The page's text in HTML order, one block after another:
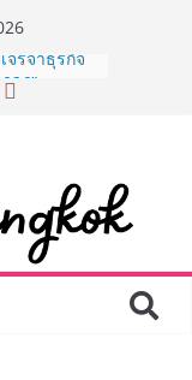
จรจาธุรกิจ
ยก
ย และสังฆ
ซื้อมาลัย
ปิดให้
เผยวิสัย